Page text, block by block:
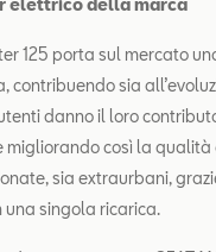
elettrico della marca
125 porta sul mercato
contribuendo sia
danno il loro
migliorando così la qualità
sia extraurbani,
una singola ricarica.